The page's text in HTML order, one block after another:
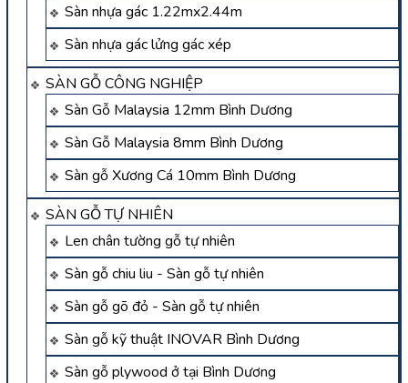
Sàn nhựa gác 1.22mx2.44m
Sàn nhựa gác lửng gác xép
SÀN GỖ CÔNG NGHIỆP
Sàn Gỗ Malaysia 12mm Bình Dương
Sàn Gỗ Malaysia 8mm Bình Dương
Sàn gỗ Xương Cá 10mm Bình Dương
SÀN GỖ TỰ NHIÊN
Len chân tường gỗ tự nhiên
Sàn gỗ chiu liu - Sàn gỗ tự nhiên
Sàn gỗ gõ đỏ - Sàn gỗ tự nhiên
Sàn gỗ kỹ thuật INOVAR Bình Dương
Sàn gỗ plywood ở tại Bình Dương